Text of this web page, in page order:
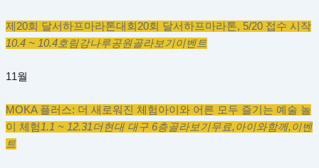
제20회 달서하프마라톤대회20회 달서하프마라톤, 5/20 접수 시작
10.4 ~ 10.4호림강나루공원골라보기이벤트
11월
MOKA 플러스: 더 새로워진 체험아이와 어른 모두 즐기는 예술 놀
이 체험1.1 ~ 12.31더현대 대구 6층골라보기무료,아이와함께,이벤
트